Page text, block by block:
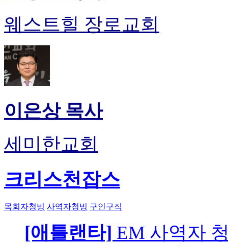
웨스트힐 장로교회
이은상 목사
세미한교회
크리스천잡스
목회자청빙 사역자청빙 구인구직
[애틀랜타] EM 사역자